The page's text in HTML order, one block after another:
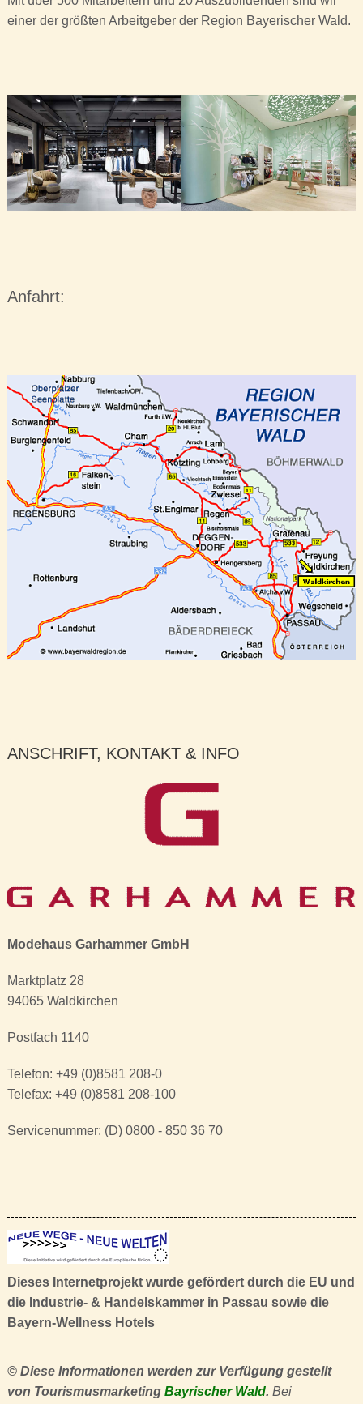
einer der größten Arbeitgeber der Region Bayerischer Wald.
Anfahrt:
ANSCHRIFT, KONTAKT & INFO
Modehaus Garhammer GmbH
Marktplatz 28
94065 Waldkirchen
Postfach 1140
Telefon: +49 (0)8581 208-0
Telefax: +49 (0)8581 208-100
Servicenummer: (D) 0800 - 850 36 70
Dieses Internetprojekt wurde gefördert durch die EU und
die Industrie- & Handelskammer in Passau sowie die
Bayern-Wellness Hotels
© Diese Informationen werden zur Verfügung gestellt
von Tourismusmarketing Bayrischer Wald. Bei